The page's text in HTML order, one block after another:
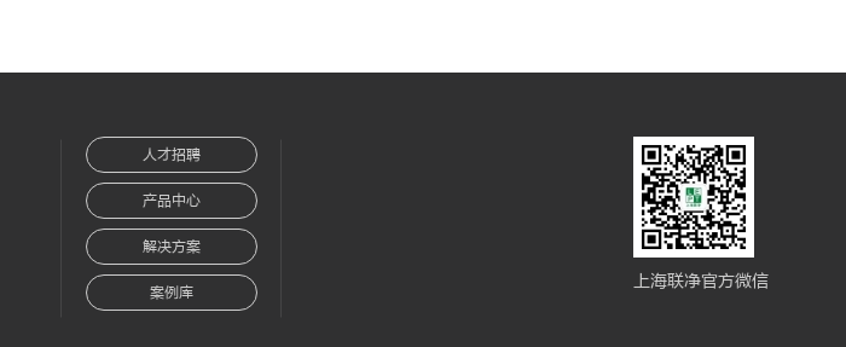
人才招聘
产品中心
解决方案
案例库
上海联净官方微信